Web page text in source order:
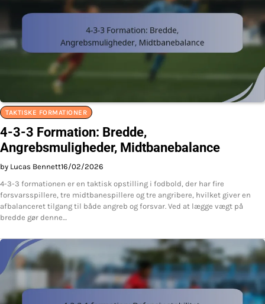
TAKTISKE FORMATIONER
4-3-3 Formation: Bredde,
Angrebsmuligheder, Midtbanebalance
by Lucas Bennett16/02/2026
4-3-3 formationen er en taktisk opstilling i fodbold, der har fire
forsvarsspillere, tre midtbanespillere og tre angribere, hvilket giver en
afbalanceret tilgang til både angreb og forsvar. Ved at lægge vægt på
bredde gør denne…